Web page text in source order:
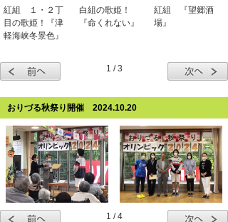
紅組 １・２丁
目の歌姫！『津
軽海峡冬景色』
白組の歌姫！
『命くれない』
紅組 『望郷酒
場』
1 / 3
おりづる秋祭り開催 2024.10.20
1 / 4